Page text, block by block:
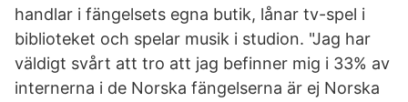
handlar i fängelsets egna butik, lånar tv-spel i
biblioteket och spelar musik i studion. "Jag har
väldigt svårt att tro att jag befinner mig i 33% av
internerna i de Norska fängelserna är ej Norska